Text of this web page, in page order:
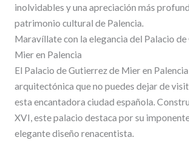
inolvidables y una apreciación más
patrimonio cultural de Palencia.
Maravíllate con la elegancia del Palacio
Mier en Palencia
El Palacio de Gutierrez de Mier en
arquitectónica que no puedes dejar de
esta encantadora ciudad española.
XVI, este palacio destaca por su
elegante diseño renacentista.